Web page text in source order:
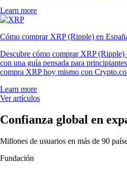
Learn more
Cómo comprar XRP (Ripple) en
Descubre cómo comprar XRP (Ripple)
con una guía pensada para
compra XRP hoy mismo con
Learn more
Ver artículos
Confianza global en
Millones de usuarios en más de 90
Fundación